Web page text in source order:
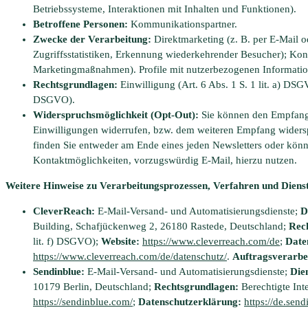
Betriebssysteme, Interaktionen mit Inhalten und Funktionen).
Betroffene Personen: Kommunikationspartner.
Zwecke der Verarbeitung: Direktmarketing (z. B. per E-Mail
Zugriffsstatistiken, Erkennung wiederkehrender Besucher);
Marketingmaßnahmen). Profile mit nutzerbezogenen
Rechtsgrundlagen: Einwilligung (Art. 6 Abs. 1 S. 1 lit. a)
DSGVO).
Widerspruchsmöglichkeit (Opt-Out): Sie können den
Einwilligungen widerrufen, bzw. dem weiteren Empfang
finden Sie entweder am Ende eines jeden Newsletters oder
Kontaktmöglichkeiten, vorzugswürdig E-Mail, hierzu nutzen.
Weitere Hinweise zu Verarbeitungsprozessen, Verfahren und
CleverReach: E-Mail-Versand- und Automatisierungsdienste;
Building, Schafjückenweg 2, 26180 Rastede, Deutschland;
lit. f) DSGVO); Website: https://www.cleverreach.com/de;
https://www.cleverreach.com/de/datenschutz/.
Sendinblue: E-Mail-Versand- und Automatisierungsdienste;
10179 Berlin, Deutschland; Rechtsgrundlagen: Berechtigte
https://sendinblue.com/; Datenschutzerklärung: https://